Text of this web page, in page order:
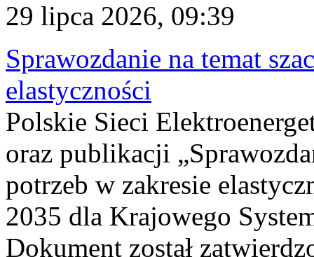
29 lipca 2026, 09:39
Sprawozdanie na temat
elastyczności
Polskie Sieci
oraz publikacji
potrzeb w zakresie
2035 dla Krajowego
Dokument został